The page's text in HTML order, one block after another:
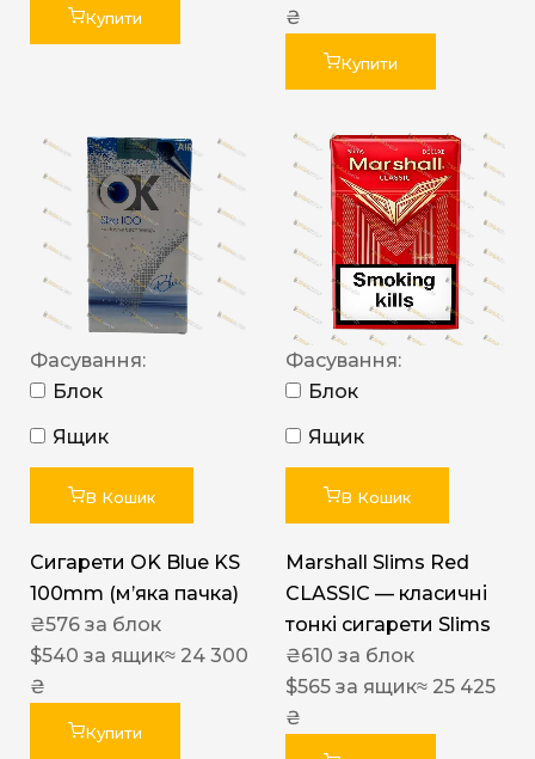
Купити
₴
Купити
Фасування:
Блок
Ящик
В Кошик
Сигарети OK Blue KS
100mm (м’яка пачка)
₴576 за блок
$540 за ящик≈ 24 300
₴
Купити
Фасування:
Блок
Ящик
В Кошик
Marshall Slims Red
CLASSIC — класичні
тонкі сигарети Slims
₴610 за блок
$565 за ящик≈ 25 425
₴